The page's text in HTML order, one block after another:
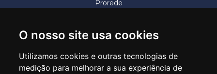
O nosso site usa cookies
Utilizamos cookies e outras tecnologias de
medição para melhorar a sua experiência de
Prorede